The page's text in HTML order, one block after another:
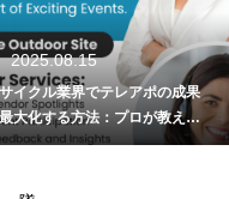
2025.08.15
イクル業界でテレアポの成果
大化する方法：プロが教える
術